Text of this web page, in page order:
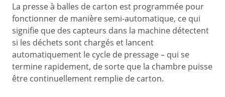
La presse à balles de carton est programmée pour
fonctionner de manière semi-automatique, ce qui
signifie que des capteurs dans la machine détectent
si les déchets sont chargés et lancent
automatiquement le cycle de pressage – qui se
termine rapidement, de sorte que la chambre puisse
être continuellement remplie de carton.